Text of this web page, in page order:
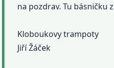
na pozdrav. Tu básničku
Kloboukovy trampoty
Jiří Žáček